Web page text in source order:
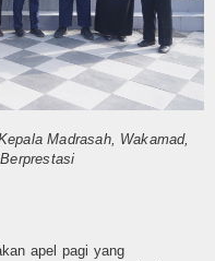
Madrasah, Wakamad,
apel pagi yang